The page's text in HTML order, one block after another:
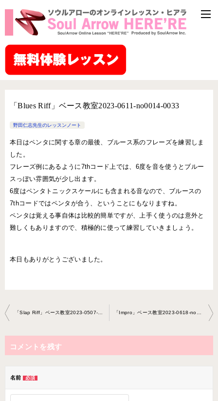
「Blues Riff」ベース教室2023-0611-no0014-0033
野田仁志先生のレッスンノート
本日はペンタに関する章の最後、ブルース系のフレーズを練習しま
した。
フレーズ例にあるように7thコード上では、6度を音を使うとブルー
スっぽい雰囲気が少し出ます。
6度はペンタトニックスケールにも含まれる音なので、ブルースの
7thコードではペンタが合う、ということにもなりますね。
ペンタは覚える事自体は比較的簡単ですが、上手く使うのは意外と
難しくもありますので、積極的に使って練習していきましょう。
本日もありがとうございました。
投
稿
ナ
ビ
ョ
「Slap Riff」ベース教室2023-0507-no0014-0033 「Impro」ベース教室2023-0618-no0014-0033
コメントを残す
名前 必須